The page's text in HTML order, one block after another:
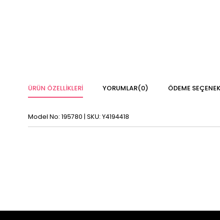
ÜRÜN ÖZELLIKLERI YORUMLAR(0) ÖDEME
Model No: 195780 | SKU: Y4194418